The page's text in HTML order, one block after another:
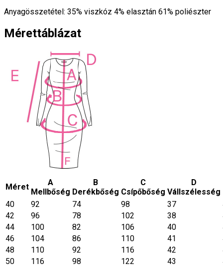
Anyagösszetétel: 35% viszkóz 4% elasztán 61% poliészter
Mérettáblázat
Méret
A
Mellbőség
B
Derékbőség
C
Csípőbőség
D
Vállszélesség
40
92 74 98 37
42
96 78 102 38
44
100 82 106 40
46
104 86 110 41
48
110 92 116 42
50
116 98 122 43